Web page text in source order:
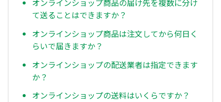
オンラインショップ商品の届け先を複数に分け
て送ることはできますか？
オンラインショップ商品は注文してから何日く
らいで届きますか？
オンラインショップの配送業者は指定できます
か？
オンラインショップの送料はいくらですか？